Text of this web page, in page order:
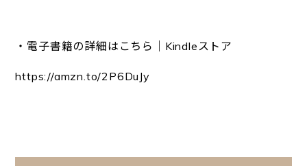
・電子書籍の詳細はこちら｜Kindleストア
https://amzn.to/2P6DuJy